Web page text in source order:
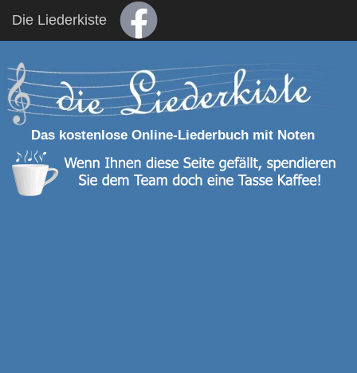
Die Liederkiste
Das kostenlose Online-Liederbuch mit Noten